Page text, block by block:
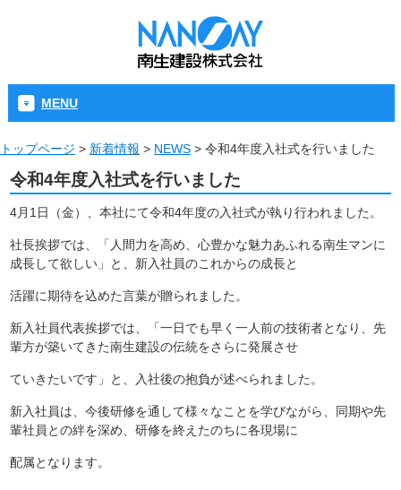
MENU
トップページ > 新着情報 > NEWS > 令和4年度入社式を行いました
令和4年度入社式を行いました
4月1日（金）、本社にて令和4年度の入社式が執り行われました。
社長挨拶では、「人間力を高め、心豊かな魅力あふれる南生マンに
成長して欲しい」と、新入社員のこれからの成長と
活躍に期待を込めた言葉が贈られました。
新入社員代表挨拶では、「一日でも早く一人前の技術者となり、先
輩方が築いてきた南生建設の伝統をさらに発展させ
ていきたいです」と、入社後の抱負が述べられました。
新入社員は、今後研修を通して様々なことを学びながら、同期や先
輩社員との絆を深め、研修を終えたのちに各現場に
配属となります。